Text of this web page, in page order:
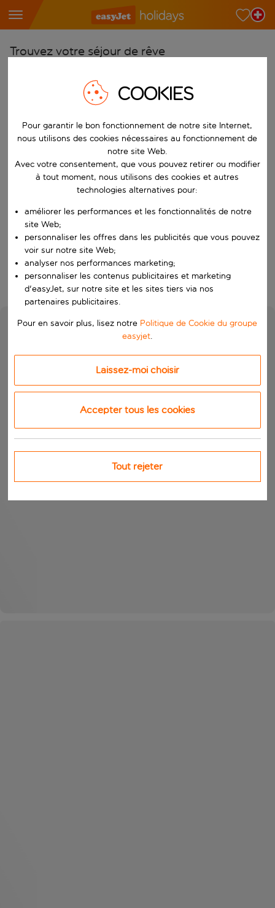
Trouvez votre séjour de rêve
Choisissez votre aéroport
Commencez à taper pour la saisie automatique. Lorsque les
Choisissez votre destination
Vers
Choisissez vos dates
Quand
Rechercher
COOKIES
Pour garantir le bon fonctionnement de notre site Internet,
nous utilisons des cookies nécessaires au fonctionnement de
notre site Web.
Avec votre consentement, que vous pouvez retirer ou modifier
à tout moment, nous utilisons des cookies et autres
technologies alternatives pour:
améliorer les performances et les fonctionnalités de notre
site Web;
personnaliser les offres dans les publicités que vous pouvez
voir sur notre site Web;
analyser nos performances marketing;
personnaliser les contenus publicitaires et marketing
d'easyJet, sur notre site et les sites tiers via nos
partenaires publicitaires.
Pour en savoir plus, lisez notre Politique de Cookie du groupe
easyjet.
Laissez-moi choisir
Accepter tous les cookies
Tout rejeter